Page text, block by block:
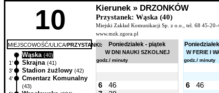
10 Kierunek » DRZONKÓW
Przystanek: Wąska (40)
Miejski Zakład Komunikacji Sp. z o.o., tel. 68 45-20-
www.mzk.zgora.pl
MIEJSCOWOŚĆ/ULICA/PRZYSTANKI:
Wąska (40)
1'
Skrajna (41)
3'
Stadion żużlowy (42)
4'
Cmentarz Komunalny
(43)
Poniedziałek - piątek
W DNI NAUKI SZKOLNEJ W FERIE I
godz./ minuty godz./ minuty
6 46 6
46